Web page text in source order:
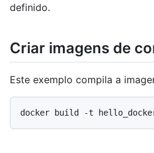
definido.
Criar imagens de
Este exemplo compila a